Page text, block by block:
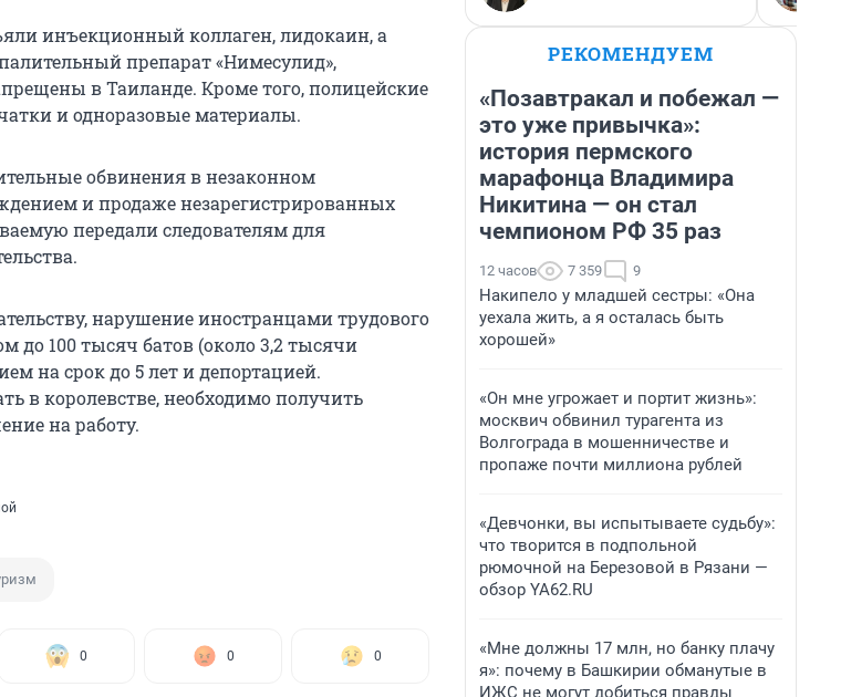
инъекционный коллаген, лидокаин, а
препарат «Нимесулид»,
в Таиланде. Кроме того, полицейские
и одноразовые материалы.
обвинения в незаконном
и продаже незарегистрированных
передали следователям для
нарушение иностранцами трудового
до 100 тысяч батов (около 3,2 тысячи
на срок до 5 лет и депортацией.
в королевстве, необходимо получить
на работу.
0 0 0
РЕКОМЕНДУЕМ
«Позавтракал и побежал —
это уже привычка»:
история пермского
марафонца Владимира
Никитина — он стал
чемпионом РФ 35 раз
12 часов 7 359 9
Накипело у младшей сестры: «Она
уехала жить, а я осталась быть
хорошей»
«Он мне угрожает и портит жизнь»:
москвич обвинил турагента из
Волгограда в мошенничестве и
пропаже почти миллиона рублей
«Девчонки, вы испытываете судьбу»:
что творится в подпольной
рюмочной на Березовой в Рязани —
обзор YA62.RU
«Мне должны 17 млн, но банку плачу
я»: почему в Башкирии обманутые в
ИЖС не могут добиться правды